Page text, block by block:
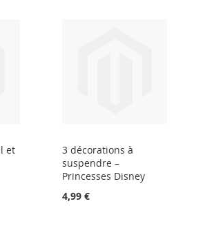
et
3 décorations à
suspendre –
Princesses Disney
4,99 €